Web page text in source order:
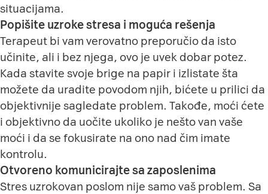
situacijama.
Popišite uzroke stresa i moguća rešenja
Terapeut bi vam verovatno preporučio da isto
učinite, ali i bez njega, ovo je uvek dobar potez.
Kada stavite svoje brige na papir i izlistate šta
možete da uradite povodom njih, bićete u prilici da
objektivnije sagledate problem. Takođe, moći ćete
i objektivno da uočite ukoliko je nešto van vaše
moći i da se fokusirate na ono nad čim imate
kontrolu.
Otvoreno komunicirajte sa zaposlenima
Stres uzrokovan poslom nije samo vaš problem. Sa